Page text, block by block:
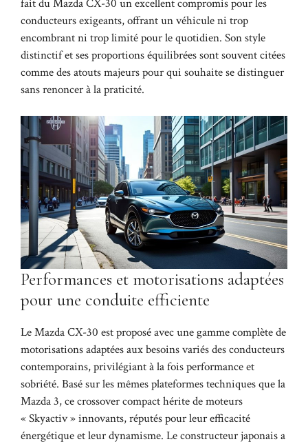
fait du Mazda CX-30 un excellent compromis pour les
conducteurs exigeants, offrant un véhicule ni trop
encombrant ni trop limité pour le quotidien. Son style
distinctif et ses proportions équilibrées sont souvent citées
comme des atouts majeurs pour qui souhaite se distinguer
sans renoncer à la praticité.
Performances et motorisations adaptées
pour une conduite efficiente
Le Mazda CX-30 est proposé avec une gamme complète de
motorisations adaptées aux besoins variés des conducteurs
contemporains, privilégiant à la fois performance et
sobriété. Basé sur les mêmes plateformes techniques que la
Mazda 3, ce crossover compact hérite de moteurs
« Skyactiv » innovants, réputés pour leur efficacité
énergétique et leur dynamisme. Le constructeur japonais a